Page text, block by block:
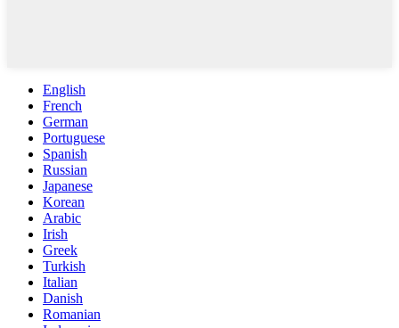
English
French
German
Portuguese
Spanish
Russian
Japanese
Korean
Arabic
Irish
Greek
Turkish
Italian
Danish
Romanian